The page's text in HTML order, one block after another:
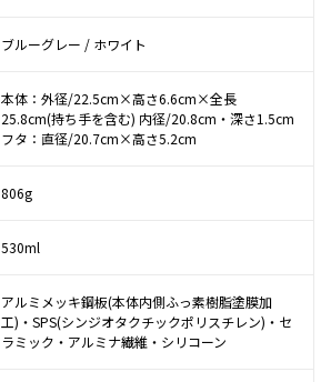
ブルーグレー / ホワイト
本体：外径/22.5cm×高さ6.6cm×全長
25.8cm(持ち手を含む) 内径/20.8cm・深さ1.5cm
フタ：直径/20.7cm×高さ5.2cm
806g
530ml
アルミメッキ鋼板(本体内側ふっ素樹脂塗膜加
工)・SPS(シンジオタクチックポリスチレン)・セ
ラミック・アルミナ繊維・シリコーン